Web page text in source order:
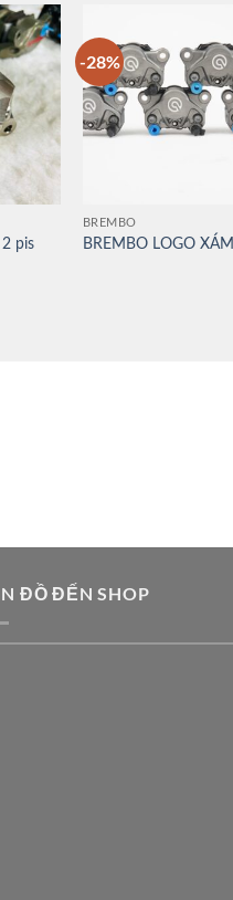
pis
-28%
BREMBO
BREMBO LOGO XÁM
ĐỒ ĐẾN SHOP